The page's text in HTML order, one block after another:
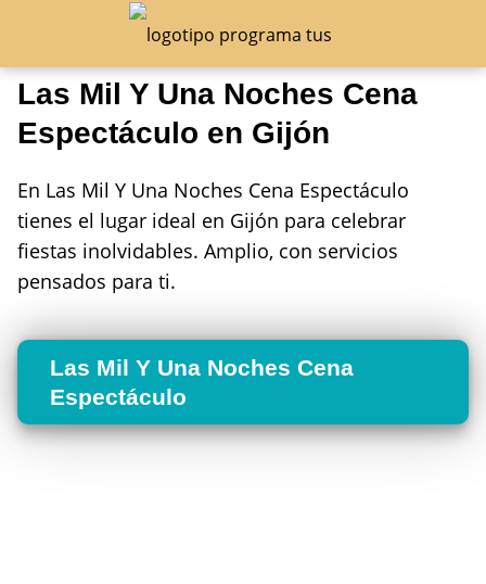
Las Mil Y Una Noches Cena
Espectáculo en Gijón
En Las Mil Y Una Noches Cena Espectáculo
tienes el lugar ideal en Gijón para celebrar
fiestas inolvidables. Amplio, con servicios
pensados para ti.
Las Mil Y Una Noches Cena
Espectáculo